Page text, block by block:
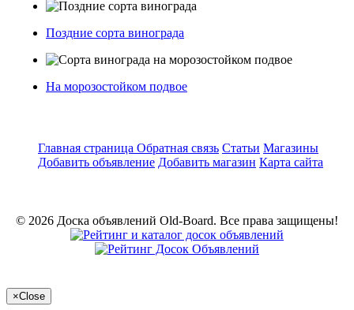
Поздние сорта винограда
На морозостойком подвое
Главная страница Обратная связь Статьи Магазины
Добавить объявление Добавить магазин Карта сайта
© 2026 Доска объявлений Old-Board. Все права защищены!
×Close